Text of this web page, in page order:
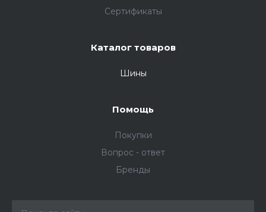
Сертификаты
Каталог товаров
Шины
Помощь
Покупки
Вопрос - ответ
Бренды